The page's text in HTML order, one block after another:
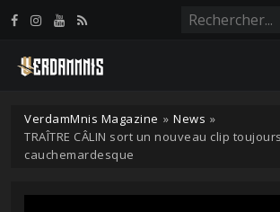
VerdamMnis Magazine » News »
TRAÎTRE CÂLIN sort un nouveau clip
cauchemardesque
Panneau de gestion des cookies